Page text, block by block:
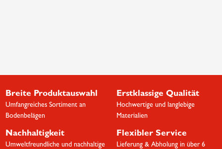
Breite Produktauswahl
Umfangreiches Sortiment an
Bodenbelägen
Erstklassige Qualität
Hochwertige und langlebige
Materialien
Nachhaltigkeit
Umweltfreundliche und nachhaltige
Flexibler Service
Lieferung & Abholung in über 6